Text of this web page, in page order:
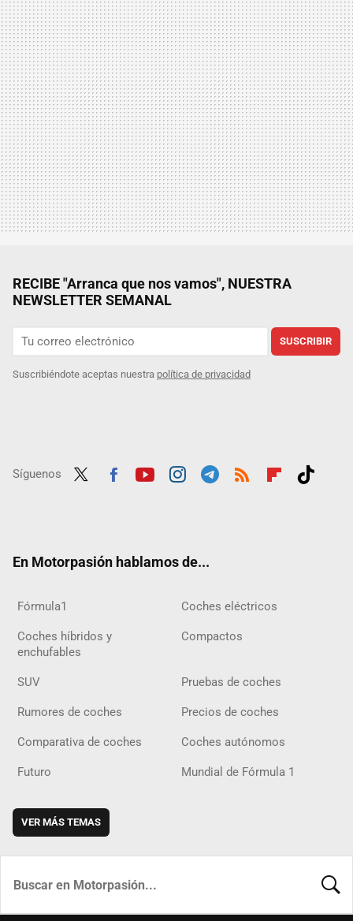
RECIBE "Arranca que nos vamos", NUESTRA
NEWSLETTER SEMANAL
SUSCRIBIR
Suscribiéndote aceptas nuestra política de privacidad
Síguenos
En Motorpasión hablamos de...
Fórmula1 Coches eléctricos
Coches híbridos y
enchufables
Compactos
SUV Pruebas de coches
Rumores de coches Precios de coches
Comparativa de coches Coches autónomos
Futuro Mundial de Fórmula 1
VER MÁS TEMAS